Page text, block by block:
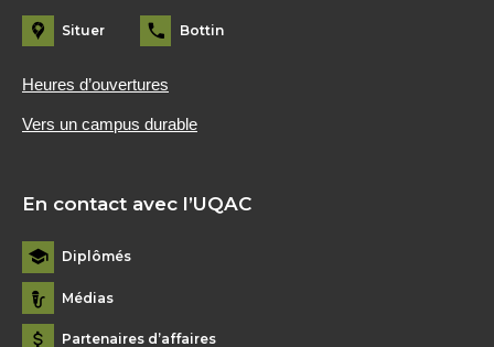
Situer Bottin
Heures d’ouvertures
Vers un campus durable
En contact avec l’UQAC
Diplômés
Médias
Partenaires d’affaires